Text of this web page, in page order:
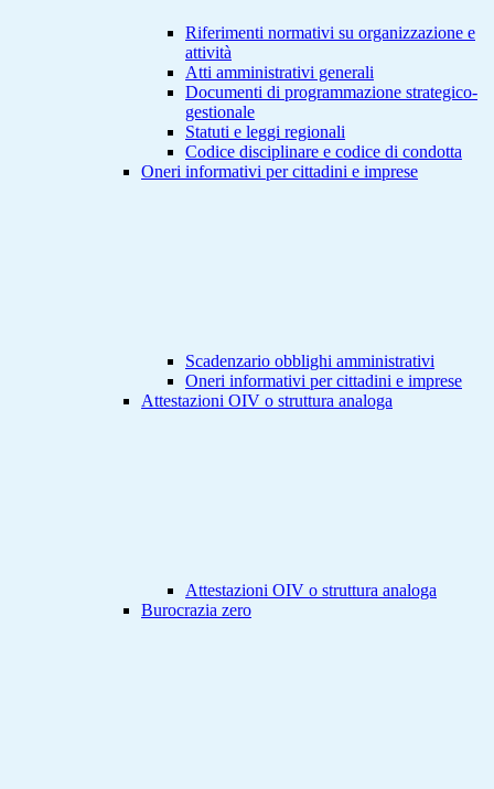
Riferimenti normativi su organizzazione e
attività
Atti amministrativi generali
Documenti di programmazione strategico-
gestionale
Statuti e leggi regionali
Codice disciplinare e codice di condotta
Oneri informativi per cittadini e imprese
Scadenzario obblighi amministrativi
Oneri informativi per cittadini e imprese
Attestazioni OIV o struttura analoga
Attestazioni OIV o struttura analoga
Burocrazia zero